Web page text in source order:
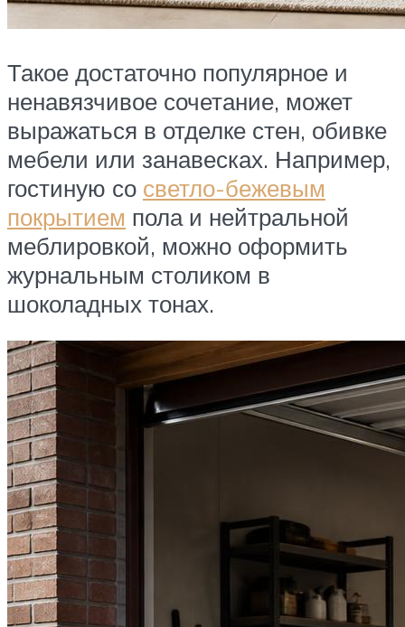
Такое достаточно популярное и
ненавязчивое сочетание, может
выражаться в отделке стен, обивке
мебели или занавесках. Например,
гостиную со светло-бежевым
покрытием пола и нейтральной
меблировкой, можно оформить
журнальным столиком в
шоколадных тонах.